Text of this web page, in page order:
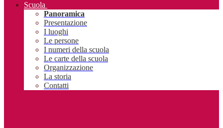
Scuola
Panoramica
Presentazione
I luoghi
Le persone
I numeri della scuola
Le carte della scuola
Organizzazione
La storia
Contatti